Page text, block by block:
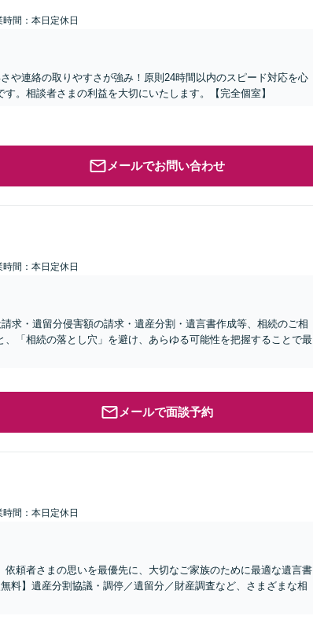
時間：本日定休日
や連絡の取りやすさが強み！原則24時間以内のスピード対応を心
。相談者さまの利益を大切にいたします。【完全個室】
メールでお問い合わせ
時間：本日定休日
求・遺留分侵害額の請求・遺産分割・遺言書作成等、相続のご相
「相続の落とし穴」を避け、あらゆる可能性を把握することで最
メールで面談予約
時間：本日定休日
依頼者さまの思いを最優先に、大切なご家族のために最適な遺言書
料】遺産分割協議・調停／遺留分／財産調査など、さまざまな相